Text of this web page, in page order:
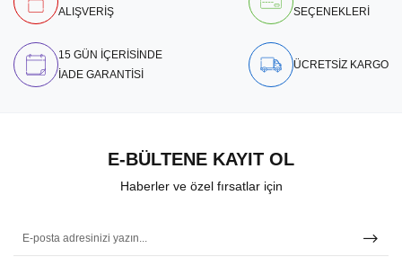
ALIŞVERİŞ
SEÇENEKLERİ
15 GÜN İÇERİSİNDE
İADE GARANTİSİ
ÜCRETSİZ KARGO
E-BÜLTENE KAYIT OL
Haberler ve özel fırsatlar için